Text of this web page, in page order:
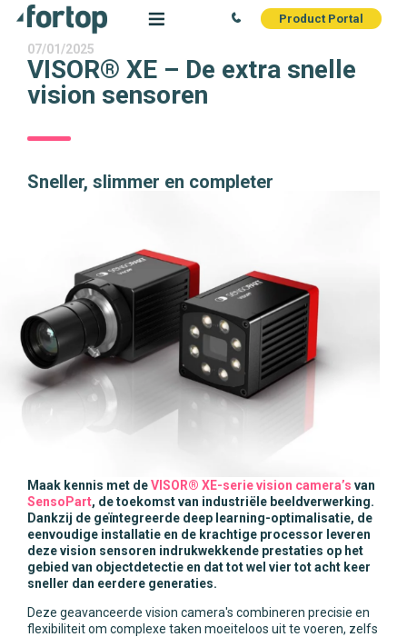
Product Portal
07/01/2025
VISOR® XE – De extra snelle
vision sensoren
Sneller, slimmer en completer
Maak kennis met deVISOR® XE-serie vision camera’s van
SensoPart, de toekomst van industriële beeldverwerking.
Dankzij de geïntegreerde deep learning-optimalisatie, de
eenvoudige installatie en de krachtige processor leveren
deze vision sensoren indrukwekkende prestaties op het
gebied van objectdetectie en dat tot wel vier tot acht keer
sneller dan eerdere generaties.
Deze geavanceerde vision camera's combineren precisie en
flexibiliteit om complexe taken moeiteloos uit te voeren, zelfs